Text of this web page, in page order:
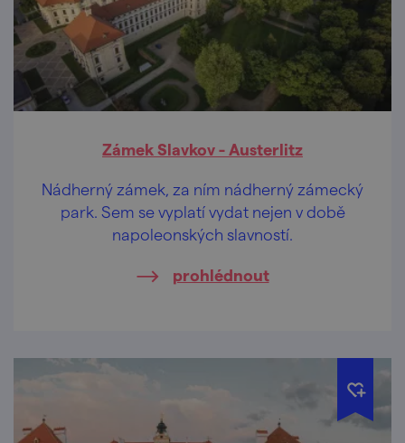
Zámek Slavkov - Austerlitz
Nádherný zámek, za ním nádherný zámecký
park. Sem se vyplatí vydat nejen v době
napoleonských slavností.
prohlédnout